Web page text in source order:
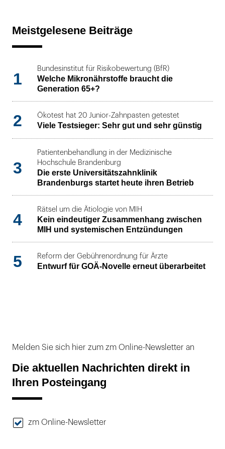
Meistgelesene Beiträge
1
Bundesinstitut für Risikobewertung (BfR)
Welche Mikronährstoffe braucht die
Generation 65+?
2 Ökotest hat 20 Junior-Zahnpasten getestet
Viele Testsieger: Sehr gut und sehr günstig
3
Patientenbehandlung in der Medizinische
Hochschule Brandenburg
Die erste Universitätszahnklinik
Brandenburgs startet heute ihren Betrieb
4
Rätsel um die Ätiologie von MIH
Kein eindeutiger Zusammenhang zwischen
MIH und systemischen Entzündungen
5 Reform der Gebührenordnung für Ärzte
Entwurf für GOÄ-Novelle erneut überarbeitet
Melden Sie sich hier zum zm Online-Newsletter an
Die aktuellen Nachrichten direkt in
Ihren Posteingang
zm Online-Newsletter